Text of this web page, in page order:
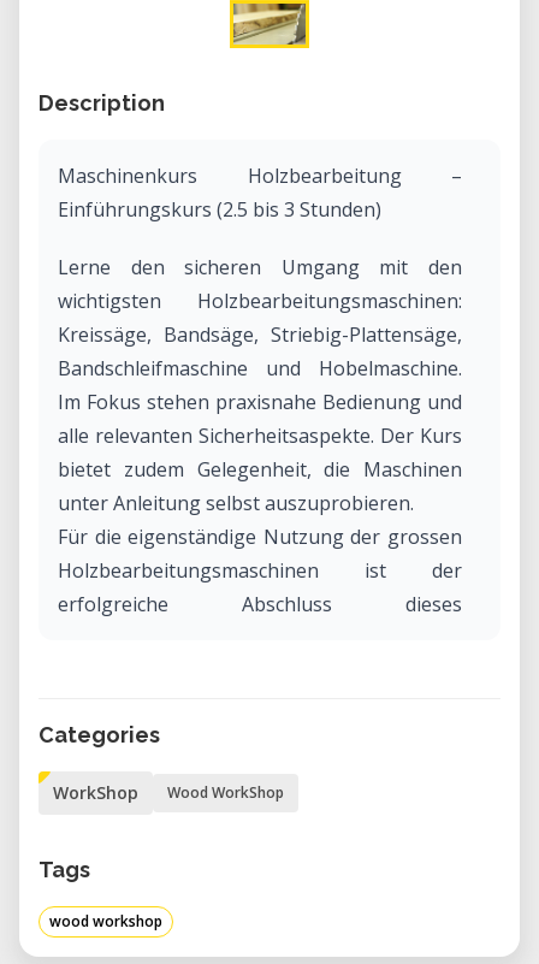
Description
Maschinenkurs Holzbearbeitung –
Einführungskurs (2.5 bis 3 Stunden)
Lerne den sicheren Umgang mit den
wichtigsten Holzbearbeitungsmaschinen:
Kreissäge, Bandsäge, Striebig-Plattensäge,
Bandschleifmaschine und Hobelmaschine.
Im Fokus stehen praxisnahe Bedienung und
alle relevanten Sicherheitsaspekte. Der Kurs
bietet zudem Gelegenheit, die Maschinen
unter Anleitung selbst auszuprobieren.
Für die eigenständige Nutzung der grossen
Holzbearbeitungsmaschinen ist der
erfolgreiche Abschluss dieses
Teilnehmerzahl: maximal 6 Personen
20.–
Categories
WorkShop Wood WorkShop
Tags
wood workshop